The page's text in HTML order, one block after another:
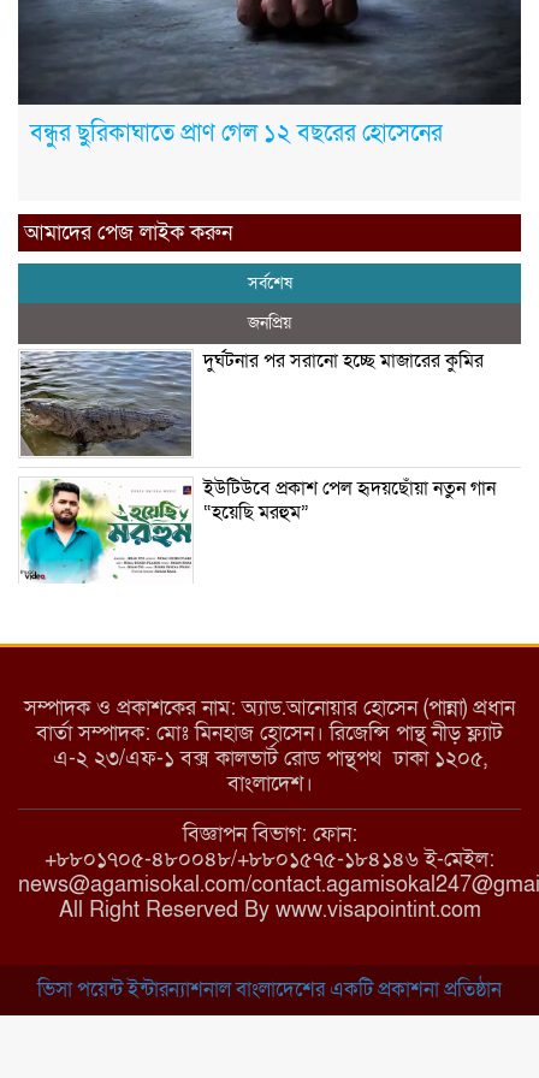
বন্ধুর ছুরিকাঘাতে প্রাণ গেল ১২ বছরের হোসেনের
আমাদের পেজ লাইক করুন
সর্বশেষ
জনপ্রিয়
দুর্ঘটনার পর সরানো হচ্ছে মাজারের কুমির
ইউটিউবে প্রকাশ পেল হৃদয়ছোঁয়া নতুন গান
“হয়েছি মরহুম”
নেশা
মাধবপুরে কমিউনিটি ক্লিনিকে অনিয়মের
অভিযোগ
রাজবাড়ী: বালিয়াকান্দিতে কিশোরীর ঝুলন্ত
মরদেহ উদ্ধার
সম্পাদক ও প্রকাশকের নাম: অ্যাড.আনোয়ার হোসেন (পান্না) প্রধান
বার্তা সম্পাদক: মোঃ মিনহাজ হোসেন। রিজেন্সি পান্থ নীড় ফ্ল্যাট
এ-২ ২৩/এফ-১ বক্স কালভার্ট রোড পান্থপথ ঢাকা ১২০৫,
বাংলাদেশ।
বিজ্ঞাপন বিভাগ: ফোন:
+৮৮০১৭০৫-৪৮০০৪৮/+৮৮০১৫৭৫-১৮৪১৪৬ ই-মেইল:
news@agamisokal.com/
All Right Reserved By www.visapointint.com
ভিসা পয়েন্ট ইন্টারন্যাশনাল বাংলাদেশের একটি প্রকাশনা প্রতিষ্ঠান